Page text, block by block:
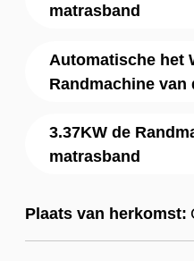
matrasband
Automatische het
Randmachine van
3.37KW de
matrasband
Plaats van herkomst: